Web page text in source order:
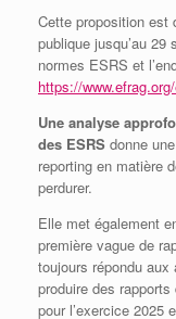
Cette proposition est
publique jusqu’au
normes ESRS et
https://
Une analyse
des ESRS donne
reporting en matière
perdurer.
Elle met également
première vague de
toujours répondu
produire des
pour l’exercice 2025